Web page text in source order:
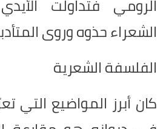
الرومي فتداولت
الشعراء حذوه وروى
الفلسفة الشعرية
كان أبرز المواضيع